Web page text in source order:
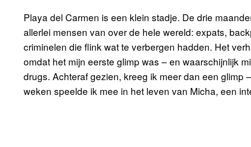
Playa del Carmen is een klein stadje. De drie
allerlei mensen van over de hele wereld: expats,
criminelen die flink wat te verbergen hadden. Het
omdat het mijn eerste glimp was – en waarschijnlijk
drugs. Achteraf gezien, kreeg ik meer dan een glimp
weken speelde ik mee in het leven van Micha, een